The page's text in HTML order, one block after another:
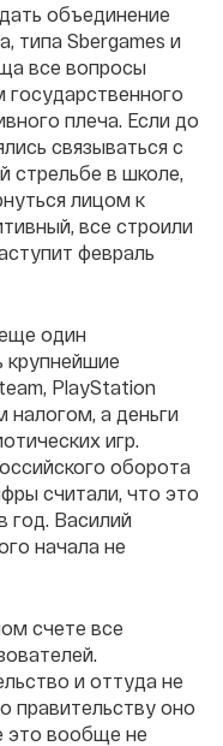
объединение
типа Sbergames и
все вопросы
государственного
плеча. Если до
связываться с
стрельбе в школе,
лицом к
все строили
февраль
один
крупнейшие
PlayStation
налогом, а деньги
игр.
оборота
считали, что это
год. Василий
начала не
счете все
и оттуда не
правительству оно
это вообще не